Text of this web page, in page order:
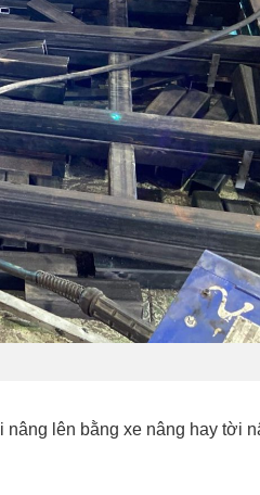
lên bằng xe nâng hay tời